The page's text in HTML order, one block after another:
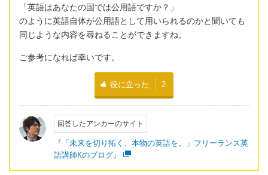
「英語はあなたの国では公用語ですか？」
のように英語自体が公用語として用いられるのかと聞いても
同じような内容を尋ねることができますね。
ご参考になれば幸いです。
役に立った 2
回答したアンカーのサイト
『「未来を切り拓く、本物の英語を。」フリーランス英
語講師Kのブログ』